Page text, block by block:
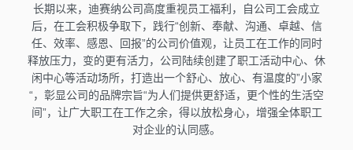
长期以来，迪赛纳公司高度重视员工福利，自公司工会成立
后，在工会积极争取下，践行“创新、奉献、沟通、卓越、信
任、效率、感恩、回报”的公司价值观，让员工在工作的同时
释放压力，变的更有活力，公司陆续创建了职工活动中心、休
闲中心等活动场所，打造出一个舒心、放心、有温度的”小家
“，彰显公司的品牌宗旨“为人们提供更舒适，更个性的生活空
间”，让广大职工在工作之余，得以放松身心，增强全体职工
对企业的认同感。